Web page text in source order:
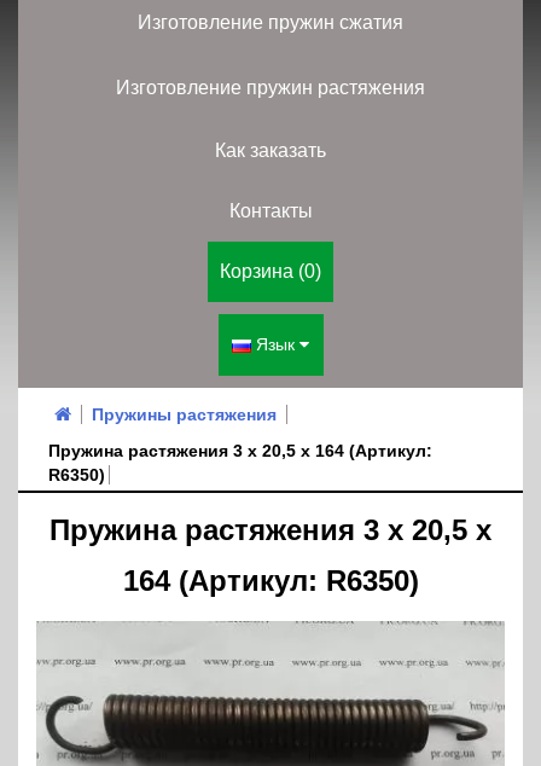
Изготовление пружин сжатия
Изготовление пружин растяжения
Как заказать
Контакты
Корзина (0)
Язык
Пружины растяжения
Пружина растяжения 3 х 20,5 х 164 (Артикул:
R6350)
Пружина растяжения 3 х 20,5 х
164 (Артикул: R6350)